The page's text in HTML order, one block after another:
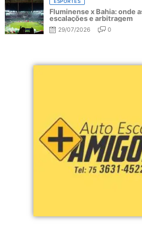
Fluminense x Bahia: onde
escalações e arbitragem
29/07/2026 0